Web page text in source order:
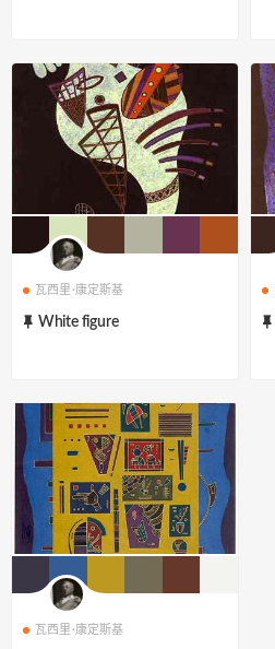
瓦西里·康定斯基
White figure
瓦西里·康定斯基